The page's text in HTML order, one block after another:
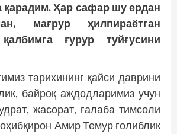
қарадим. Ҳар сафар шу ердан
мағрур ҳилпираётган
ғурур туйғусини
тарихининг қайси даврини
байроқ аждодларимиз учун
жасорат, ғалаба тимсоли
Амир Темур ғолиблик